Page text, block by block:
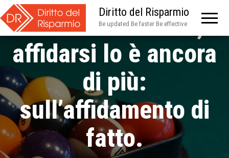
Diritto del Risparmio
Be updated Be faster Be effective
Fidarsi è difficile;
affidarsi lo è ancora
di più:
sull’affidamento di
fatto.